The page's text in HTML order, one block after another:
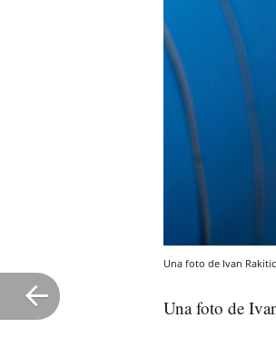
Una foto de Ivan
Una foto de